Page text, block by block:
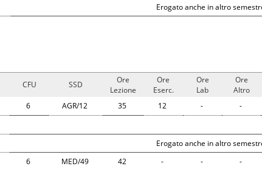
Erogato anche in altro
CFU SSD
Ore
Lezione
Ore
Eserc.
Ore
Lab
Ore
Altro
6 AGR/12 35 12 - -
Erogato anche in altro
6 MED/49 42 - - -